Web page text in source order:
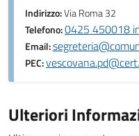
Indirizzo:Via Roma 32
Telefono:0425 450018
Email:
PEC:
Ulteriori